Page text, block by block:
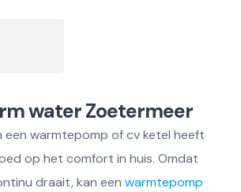
water Zoetermeer
een warmtepomp of cv ketel heeft
op het comfort in huis. Omdat
draait, kan een warmtepomp